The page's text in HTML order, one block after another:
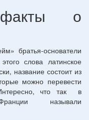
факты о
братья-основатели
слова латинское
название состоит из
можно перевести
что так
в
называли